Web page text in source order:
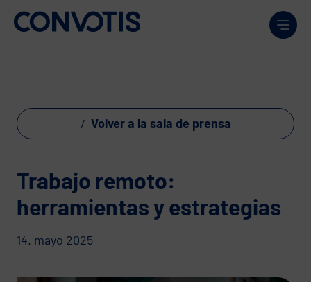
Skip to content
Volver a la sala de prensa
Trabajo remoto:
herramientas y estrategias
14. mayo 2025